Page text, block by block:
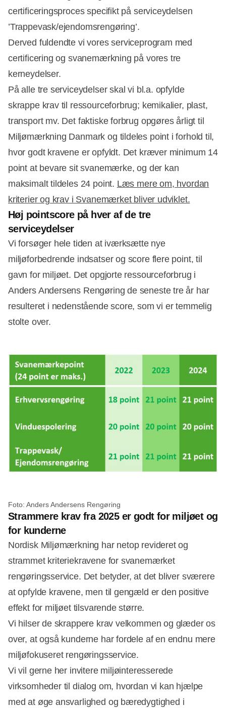
certificeringsproces specifikt på serviceydelsen
’Trappevask/ejendomsrengøring’.
Derved fuldendte vi vores serviceprogram med
certificering og svanemærkning på vores tre
kerneydelser.
På alle tre serviceydelser skal vi bl.a. opfylde
skrappe krav til ressourceforbrug; kemikalier, plast,
transport mv. Det faktiske forbrug opgøres årligt til
Miljømærkning Danmark og tildeles point i forhold til,
hvor godt kravene er opfyldt. Det kræver minimum 14
point at bevare sit svanemærke, og der kan
maksimalt tildeles 24 point. Læs mere om, hvordan
kriterier og krav i Svanemærket bliver udviklet.
Høj pointscore på hver af de tre
serviceydelser
Vi forsøger hele tiden at iværksætte nye
miljøforbedrende indsatser og score flere point, til
gavn for miljøet. Det opgjorte ressourceforbrug i
Anders Andersens Rengøring de seneste tre år har
resulteret i nedenstående score, som vi er temmelig
stolte over.
Foto: Anders Andersens Rengøring
Strammere krav fra 2025 er godt for miljøet og
for kunderne
Nordisk Miljømærkning har netop revideret og
strammet kriteriekravene for svanemærket
rengøringsservice. Det betyder, at det bliver sværere
at opfylde kravene, men til gengæld er den positive
effekt for miljøet tilsvarende større.
Vi hilser de skrappere krav velkommen og glæder os
over, at også kunderne har fordele af en endnu mere
miljøfokuseret rengøringsservice.
Vi vil gerne her invitere miljøinteresserede
virksomheder til dialog om, hvordan vi kan hjælpe
med at øge ansvarlighed og bæredygtighed i